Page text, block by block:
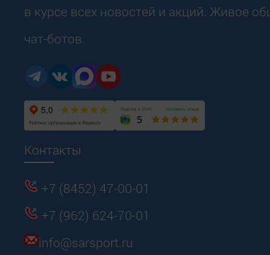
в курсе всех новостей и акций. Живое
чат-ботов.
Контакты
+7 (8452) 47-00-01
+7 (962) 624-70-01
info@sarsport.ru